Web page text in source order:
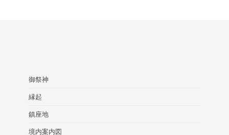
御祭神
縁起
鎮座地
境内案内図